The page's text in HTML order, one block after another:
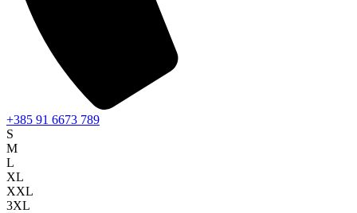
+385 91 6673 789
S
M
L
XL
XXL
3XL